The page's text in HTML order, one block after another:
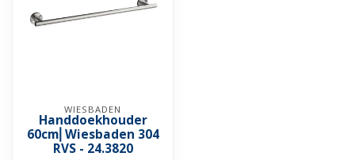
WIESBADEN
Handdoekhouder
60cm⎢Wiesbaden 304
RVS - 24.3820